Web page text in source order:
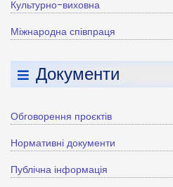
Культурно-виховна
Міжнародна співпраця
Документи
Обговорення проєктів
Нормативні документи
Публічна інформація